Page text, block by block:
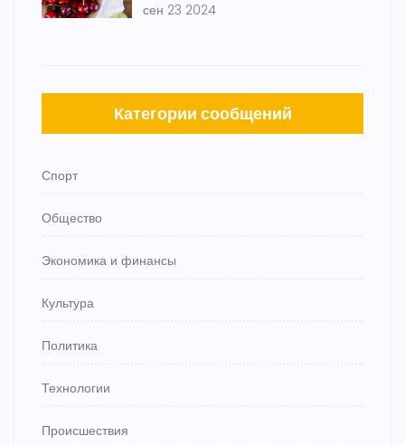
сен 23 2024
Категории сообщений
Спорт
Общество
Экономика и финансы
Культура
Политика
Технологии
Происшествия